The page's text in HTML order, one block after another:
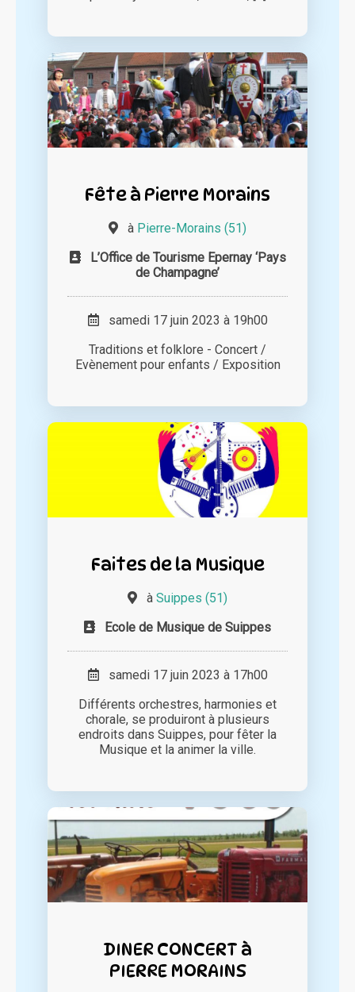
Fête à Pierre Morains
à Pierre-Morains (51)
L’Office de Tourisme Epernay ‘Pays
de Champagne’
samedi 17 juin 2023 à 19h00
Traditions et folklore - Concert /
Evènement pour enfants / Exposition
Faites de la Musique
à Suippes (51)
Ecole de Musique de Suippes
samedi 17 juin 2023 à 17h00
Différents orchestres, harmonies et
chorale, se produiront à plusieurs
endroits dans Suippes, pour fêter la
Musique et la animer la ville.
DINER CONCERT à
PIERRE MORAINS